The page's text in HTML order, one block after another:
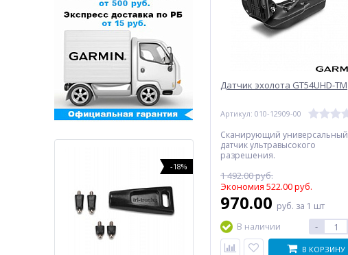
Датчик эхолота GT54UHD-TM
Артикул: 010-12909-00
Сканирующий универсальный
датчик ультравысокого
разрешения.
1 492.00 руб.
Экономия 522.00 руб.
970.00 руб. за 1 шт
В наличии
-
В КОРЗИНУ